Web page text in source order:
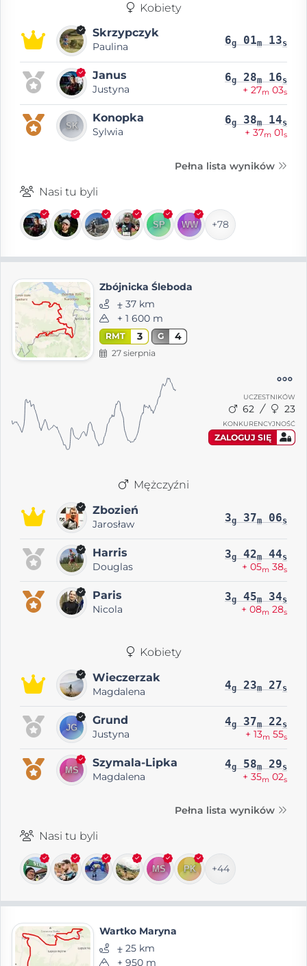
Kobiety
Skrzypczyk
Paulina 6g 01m 13s
Janus
Justyna
6g 28m 16s
+ 27m 03s
Konopka
Sylwia
6g 38m 14s
+ 37m 01s
Pełna lista wyników
Nasi tu byli
+78
Zbójnicka Śleboda
⨦ 37 km
+ 1 600 m
RMT 3 G 4
27 sierpnia
UCZESTNIKÓW
62 23
KONKURENCYJNOŚĆ
ZALOGUJ SIĘ
Mężczyźni
Zbozień
Jarosław 3g 37m 06s
Harris
Douglas
3g 42m 44s
+ 05m 38s
Paris
Nicola
3g 45m 34s
+ 08m 28s
Kobiety
Wieczerzak
Magdalena 4g 23m 27s
Grund
Justyna
4g 37m 22s
+ 13m 55s
Szymala-Lipka
Magdalena
4g 58m 29s
+ 35m 02s
Pełna lista wyników
Nasi tu byli
+44
Wartko Maryna
⨦ 25 km
+ 950 m